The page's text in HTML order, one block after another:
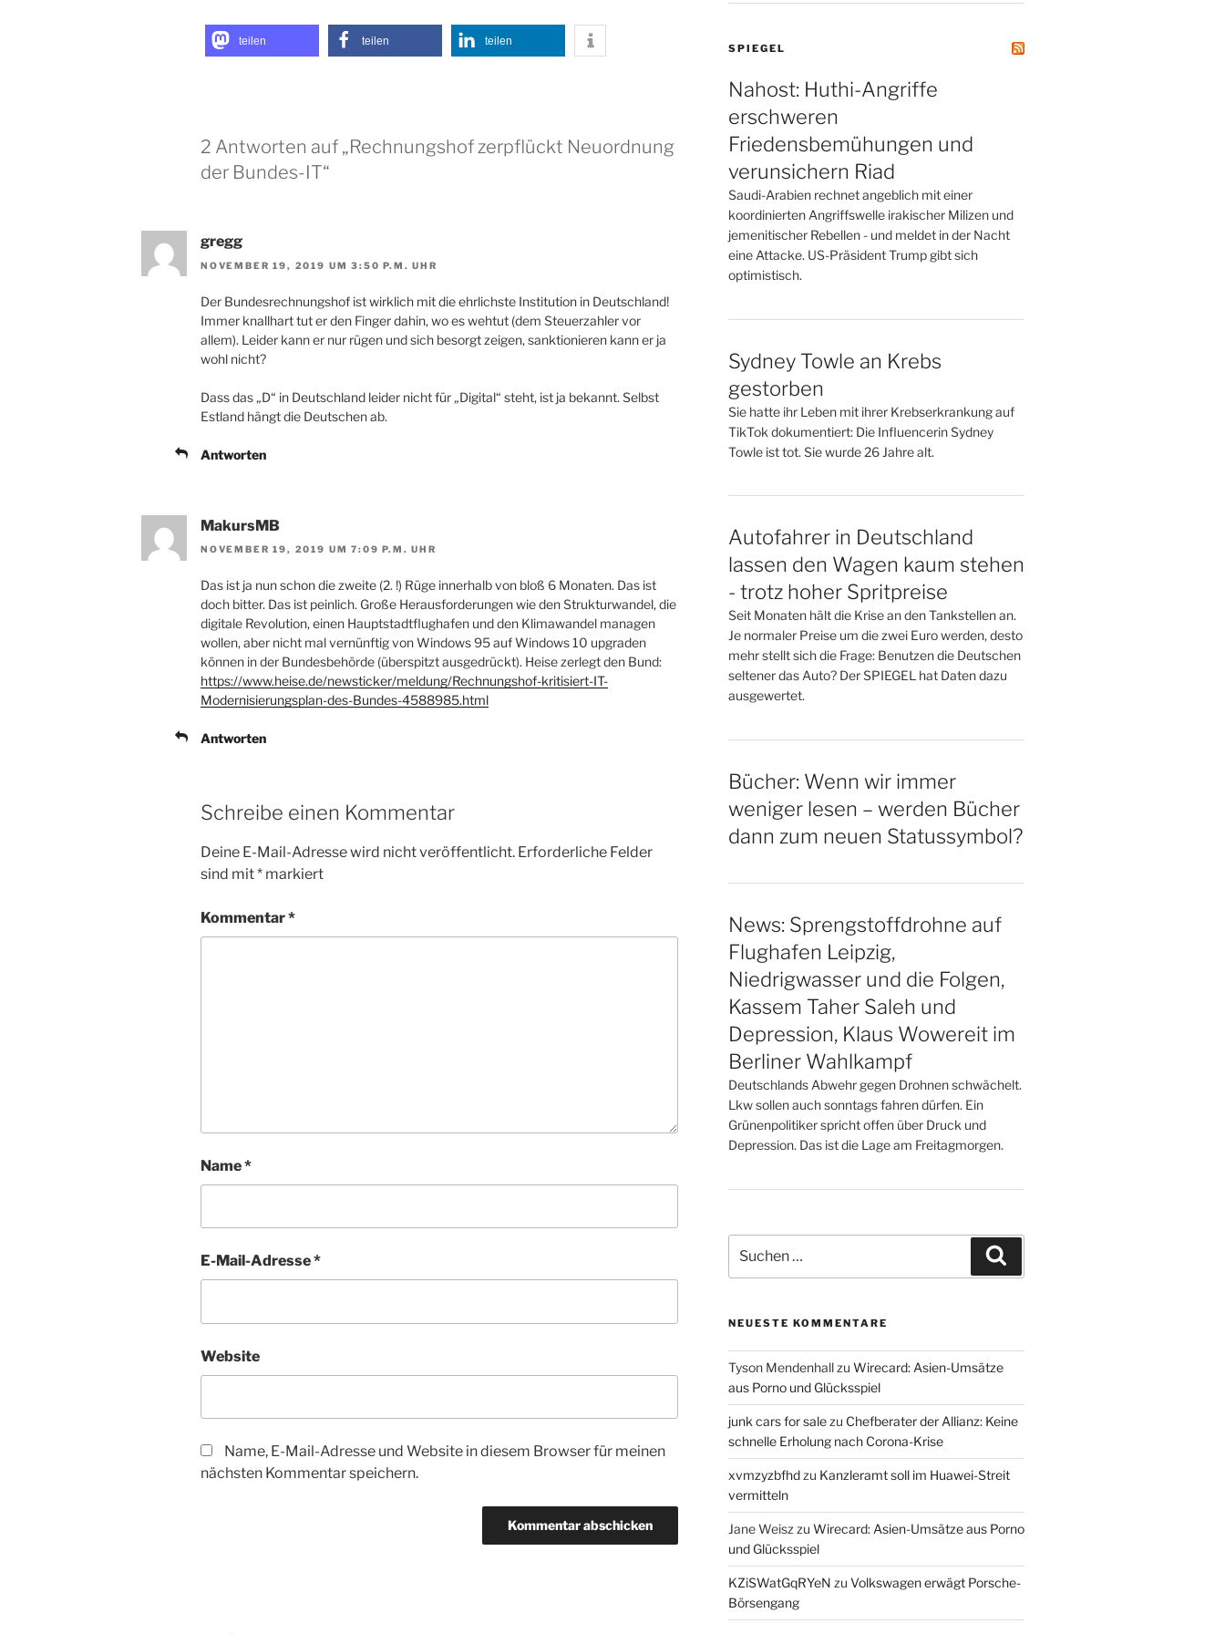
teilen teilen teilen
2 Antworten auf „Rechnungshof zerpflückt Neuordnung
der Bundes-IT“
gregg
NOVEMBER 19, 2019 UM 3:50 P.M. UHR
Der Bundesrechnungshof ist wirklich mit die ehrlichste Institution in Deutschland!
Immer knallhart tut er den Finger dahin, wo es wehtut (dem Steuerzahler vor
allem). Leider kann er nur rügen und sich besorgt zeigen, sanktionieren kann er ja
wohl nicht?
Dass das „D“ in Deutschland leider nicht für „Digital“ steht, ist ja bekannt. Selbst
Estland hängt die Deutschen ab.
Antworten
MakursMB
NOVEMBER 19, 2019 UM 7:09 P.M. UHR
Das ist ja nun schon die zweite (2. !) Rüge innerhalb von bloß 6 Monaten. Das ist
doch bitter. Das ist peinlich. Große Herausforderungen wie den Strukturwandel, die
digitale Revolution, einen Hauptstadtflughafen und den Klimawandel managen
wollen, aber nicht mal vernünftig von Windows 95 auf Windows 10 upgraden
können in der Bundesbehörde (überspitzt ausgedrückt). Heise zerlegt den Bund:
https://www.heise.de/newsticker/meldung/Rechnungshof-kritisiert-IT-
Modernisierungsplan-des-Bundes-4588985.html
Antworten
Schreibe einen Kommentar
Deine E-Mail-Adresse wird nicht veröffentlicht. Erforderliche Felder
sind mit* markiert
Kommentar*
Name*
E-Mail-Adresse*
Website
Name, E-Mail-Adresse und Website in diesem Browser für meinen
nächsten Kommentar speichern.
SPIEGEL
Nahost: Huthi-Angriffe
erschweren
Friedensbemühungen und
verunsichern Riad
Saudi-Arabien rechnet angeblich mit einer
koordinierten Angriffswelle irakischer Milizen und
jemenitischer Rebellen - und meldet in der Nacht
eine Attacke. US-Präsident Trump gibt sich
optimistisch.
Sydney Towle an Krebs
gestorben
Sie hatte ihr Leben mit ihrer Krebserkrankung auf
TikTok dokumentiert: Die Influencerin Sydney
Towle ist tot. Sie wurde 26 Jahre alt.
Autofahrer in Deutschland
lassen den Wagen kaum stehen
- trotz hoher Spritpreise
Seit Monaten hält die Krise an den Tankstellen an.
Je normaler Preise um die zwei Euro werden, desto
mehr stellt sich die Frage: Benutzen die Deutschen
seltener das Auto? Der SPIEGEL hat Daten dazu
ausgewertet.
Bücher: Wenn wir immer
weniger lesen – werden Bücher
dann zum neuen Statussymbol?
News: Sprengstoffdrohne auf
Flughafen Leipzig,
Niedrigwasser und die Folgen,
Kassem Taher Saleh und
Depression, Klaus Wowereit im
Berliner Wahlkampf
Deutschlands Abwehr gegen Drohnen schwächelt.
Lkw sollen auch sonntags fahren dürfen. Ein
Grünenpolitiker spricht offen über Druck und
Depression. Das ist die Lage am Freitagmorgen.
nach:
NEUESTE KOMMENTARE
Tyson Mendenhallzu Wirecard: Asien-Umsätze
aus Porno und Glücksspiel
junk cars for salezu Chefberater der Allianz: Keine
schnelle Erholung nach Corona-Krise
xvmzyzbfhdzu Kanzleramt soll im Huawei-Streit
vermitteln
Jane Weisz zu Wirecard: Asien-Umsätze aus Porno
und Glücksspiel
KZiSWatGqRYeN zu Volkswagen erwägt Porsche-
Börsengang